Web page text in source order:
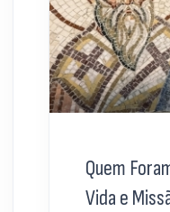
Quem
Vida e